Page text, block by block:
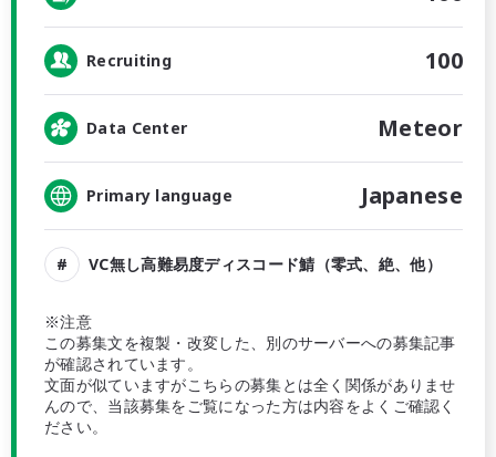
Recruiting 100
Data Center Meteor
Primary language Japanese
VC無し高難易度ディスコード鯖（零式、絶、他）
※注意
この募集文を複製・改変した、別のサーバーへの募集記事
が確認されています。
文面が似ていますがこちらの募集とは全く関係がありませ
んので、当該募集をご覧になった方は内容をよくご確認く
ださい。